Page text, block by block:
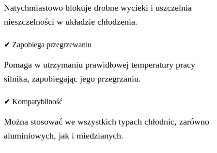
Natychmiastowo blokuje drobne wycieki i uszczelnia
nieszczelności w układzie chłodzenia.
✔ Zapobiega przegrzewaniu
Pomaga w utrzymaniu prawidłowej temperatury pracy
silnika, zapobiegając jego przegrzaniu.
✔ Kompatybilność
Można stosować we wszystkich typach chłodnic, zarówno
aluminiowych, jak i miedzianych.